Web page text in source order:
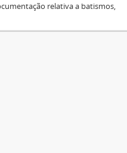
relativa a batismos,